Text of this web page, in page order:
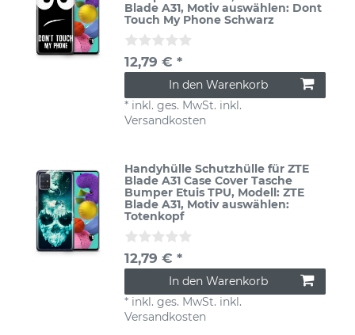
Blade A31, Motiv auswählen: Dont
Touch My Phone Schwarz
12,79 € *
In den Warenkorb
* inkl. ges. MwSt. inkl.
Versandkosten
Handyhülle Schutzhülle für ZTE
Blade A31 Case Cover Tasche
Bumper Etuis TPU, Modell: ZTE
Blade A31, Motiv auswählen:
Totenkopf
12,79 € *
In den Warenkorb
* inkl. ges. MwSt. inkl.
Versandkosten